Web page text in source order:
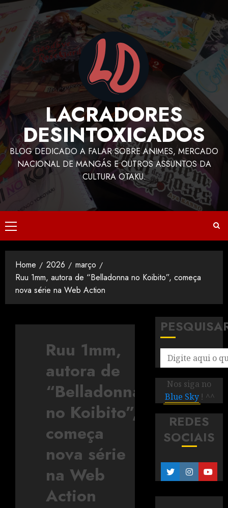
LACRADORES
DESINTOXICADOS
BLOG DEDICADO A FALAR SOBRE ANIMES, MERCADO
NACIONAL DE MANGÁS E OUTROS ASSUNTOS DA
CULTURA OTAKU.
Home 2026
março
Ruu 1mm, autora de “Belladonna no Koibito”, começa
nova série na Web Action
Ruu 1mm,
autora de
“Belladonna
no Koibito”,
começa
nova série
na Web
Action
Nos siga no
Blue Sky ! ^^
REDES
SOCIAIS